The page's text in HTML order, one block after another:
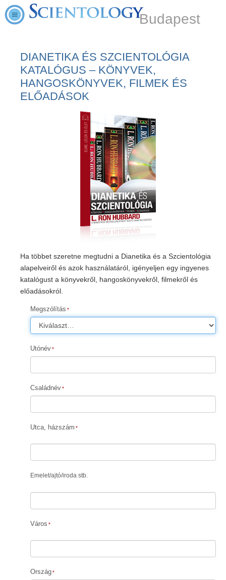
Budapest
DIANETIKA ÉS SZCIENTOLÓGIA
KATALÓGUS – KÖNYVEK,
HANGOSKÖNYVEK, FILMEK ÉS
ELŐADÁSOK
Ha többet szeretne megtudni a Dianetika és a Szcientológia
alapelveiről és azok használatáról, igényeljen egy ingyenes
katalógust a könyvekről, hangoskönyvekről, filmekről és
előadásokról.
Megszólítás
Utónév
Családnév
Utca, házszám
Emelet/ajtó/iroda stb.
Város
Ország